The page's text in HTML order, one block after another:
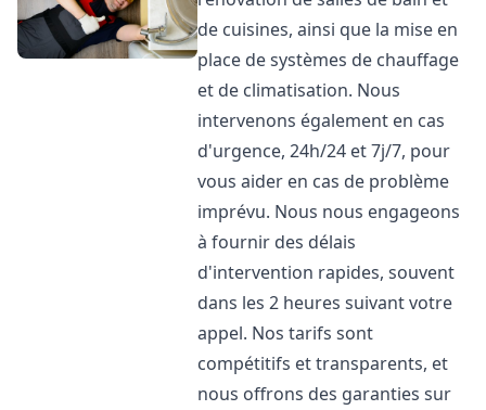
de cuisines, ainsi que la mise en
place de systèmes de chauffage
et de climatisation. Nous
intervenons également en cas
d'urgence, 24h/24 et 7j/7, pour
vous aider en cas de problème
imprévu. Nous nous engageons
à fournir des délais
d'intervention rapides, souvent
dans les 2 heures suivant votre
appel. Nos tarifs sont
compétitifs et transparents, et
nous offrons des garanties sur